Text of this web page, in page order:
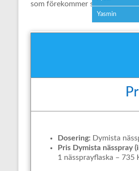
Yasmin
som förekommer som en del
Dosering: Dymista
Pris Dymista nässpray
1 nässprayflaska – 735